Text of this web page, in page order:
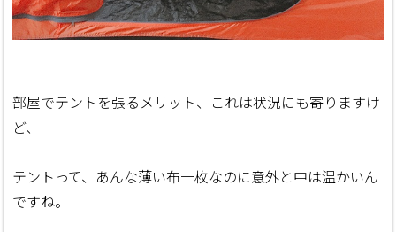
部屋でテントを張るメリット、これは状況にも寄りますけ
ど、
テントって、あんな薄い布一枚なのに意外と中は温かいん
ですね。